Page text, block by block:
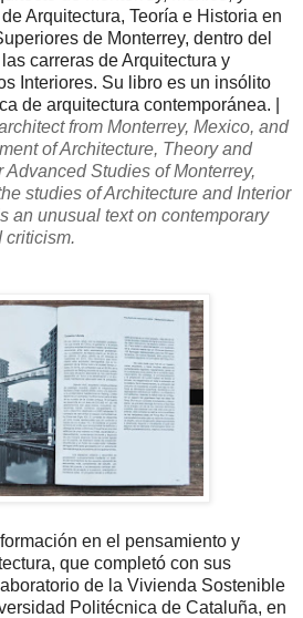
Arquitectura, Teoría e Historia en
de Monterrey, dentro del
carreras de Arquitectura y
Interiores. Su libro es un insólito
de arquitectura contemporánea. |
from Monterrey, Mexico, and
ofArchitecture, Theory and
Advanced Studies of Monterrey,
studies of Architecture and Interior
an unusual text on contemporary
criticism.
en el pensamiento y
que completó con sus
de la Vivienda Sostenible
Politécnica de Cataluña, en